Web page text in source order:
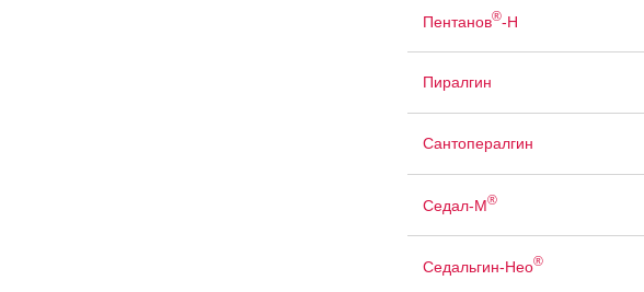
Пентанов®-Н
Пиралгин
Сантопералгин
Седал-М®
Седальгин-Нео®